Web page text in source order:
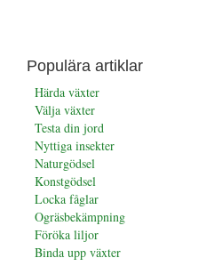
Populära artiklar
Härda växter
Välja växter
Testa din jord
Nyttiga insekter
Naturgödsel
Konstgödsel
Locka fåglar
Ogräsbekämpning
Föröka liljor
Binda upp växter